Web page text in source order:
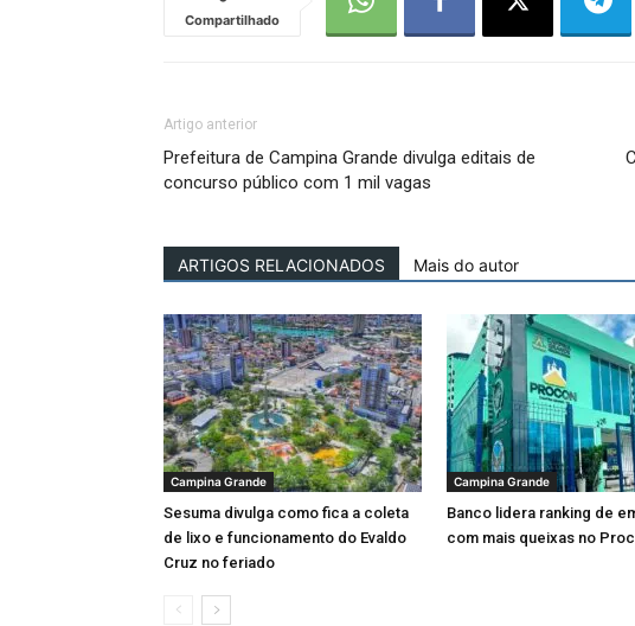
Compartilhado
Artigo anterior
Prefeitura de Campina Grande divulga editais de
concurso público com 1 mil vagas
ARTIGOS RELACIONADOS Mais do autor
Campina Grande
Sesuma divulga como fica a coleta
de lixo e funcionamento do Evaldo
Cruz no feriado
Campina Grande
Banco lidera ranking de
com mais queixas no